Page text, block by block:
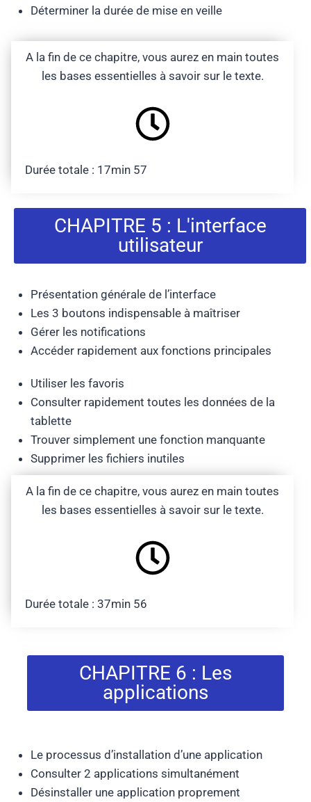
Déterminer la durée de mise en veille
A la fin de ce chapitre, vous aurez en main toutes
les bases essentielles à savoir sur le texte.
Durée totale : 17min 57
CHAPITRE 5 : L'interface
utilisateur
Présentation générale de l’interface
Les 3 boutons indispensable à maîtriser
Gérer les notifications
Accéder rapidement aux fonctions principales
Utiliser les favoris
Consulter rapidement toutes les données de la
tablette
Trouver simplement une fonction manquante
Supprimer les fichiers inutiles
A la fin de ce chapitre, vous aurez en main toutes
les bases essentielles à savoir sur le texte.
Durée totale : 37min 56
CHAPITRE 6 : Les
applications
Le processus d’installation d’une application
Consulter 2 applications simultanément
Désinstaller une application proprement